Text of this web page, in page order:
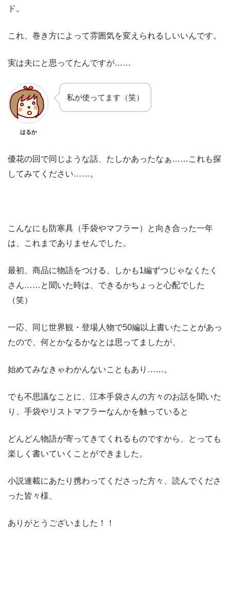
ド。
これ、巻き方によって雰囲気を変えられるしいいんです。
実は夫にと思ってたんですが……
はるか
私が使ってます（笑）
優花の回で同じような話、たしかあったなぁ……これも探
してみてください……。
こんなにも防寒具（手袋やマフラー）と向き合った一年
は、これまでありませんでした。
最初、商品に物語をつける、しかも1編ずつじゃなくたく
さん……と聞いた時は、できるかちょっと心配でした
（笑）
一応、同じ世界観・登場人物で50編以上書いたことがあっ
たので、何とかなるかなとは思ってましたが、
始めてみなきゃわかんないこともあり……。
でも不思議なことに、江本手袋さんの方々のお話を聞いた
り、手袋やリストマフラーなんかを触っていると
どんどん物語が寄ってきてくれるものですから、とっても
楽しく書いていくことができました。
小説連載にあたり携わってくださった方々、読んでくださ
った皆々様、
ありがとうございました！！